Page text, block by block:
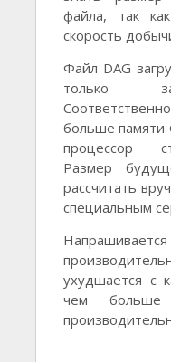
файла, так
скорость
Файл DAG
только
больше памяти
процессор
Размер
рассчитать
специальным
ухудшается с
чем